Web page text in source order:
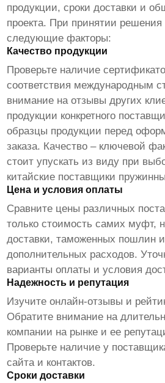
продукции, сроки доставки и
проекта. При принятии решения
следующие факторы:
Качество продукции
Проверьте наличие
соответствия международным
внимание на отзывы других
продукции конкретного
образцы продукции перед
заказа. Качество – ключевой
стоит упускать из виду при
китайские поставщики
Цена и условия оплаты
Сравните цены различных
только стоимость самих муфт,
доставки, таможенных пошлин
дополнительных расходов.
варианты оплаты и условия
Надежность и репутация
Изучите онлайн-отзывы и
Обратите внимание на
компании на рынке и ее
Проверьте наличие у
сайта и контактов.
Сроки доставки